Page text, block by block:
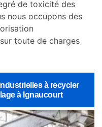
à recycler
à Ignaucourt
de toxicité des
nous occupons des
toute de charges